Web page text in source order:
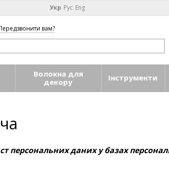
Укр Рус Eng
вам?
Волокна для
декору
Інструменти
персональних даних у базах